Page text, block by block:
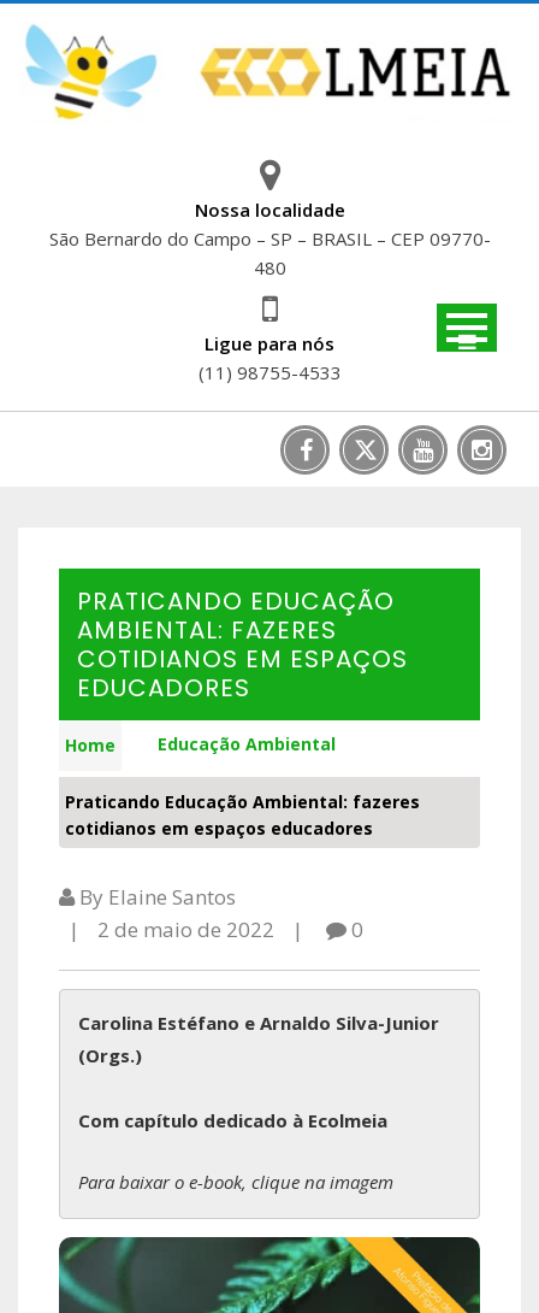
content
Nossa localidade
São Bernardo do Campo – SP – BRASIL – CEP 09770-
480
Ligue para nós
(11) 98755-4533
PRATICANDO EDUCAÇÃO
AMBIENTAL: FAZERES
COTIDIANOS EM ESPAÇOS
EDUCADORES
Home Educação Ambiental
Praticando Educação Ambiental: fazeres
cotidianos em espaços educadores
By Elaine Santos
2 de maio de 2022
0
Carolina Estéfano e Arnaldo Silva-Junior
(Orgs.)
Com capítulo dedicado à Ecolmeia
Para baixar o e-book, clique na imagem